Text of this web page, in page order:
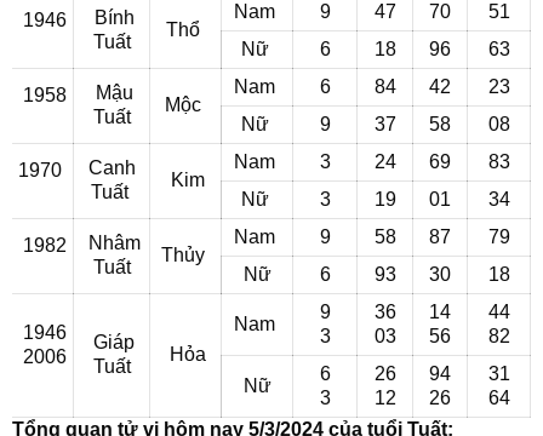
1946
Bính
Tuất
Thổ
Nam 9 47 70
51
Nữ
6 18 96 63
1958
Mậu
Tuất
Mộc
Nam 6 84 42
23
Nữ
9 37 58 08
1970
Canh
Tuất
Kim
Nam 3 24 69
83
Nữ
3 19 01 34
1982
Nhâm
Tuất
Thủy
Nam 9 58 87
79
Nữ
6 93 30 18
1946
2006
Giáp
Tuất
Hỏa
Nam
9
3
36
03
14
56
44
82
Nữ
6
3
26
12
94
26
31
64
Tổng quan tử vi hôm nay 5/3/2024 của tuổi Tuất: